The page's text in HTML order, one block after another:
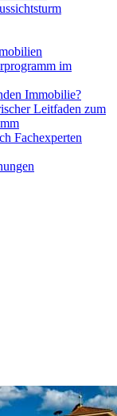
im
Immobilie?
Leitfaden zum
Fachexperten